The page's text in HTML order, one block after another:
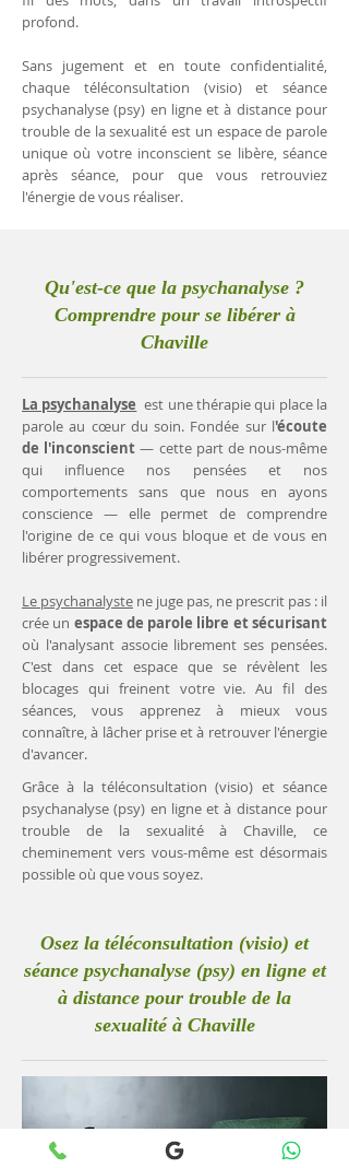
profond.
Sans jugement et en toute confidentialité,
chaque téléconsultation (visio) et séance
psychanalyse (psy) en ligne et à distance pour
trouble de la sexualité est un espace de parole
unique où votre inconscient se libère, séance
après séance, pour que vous retrouviez
l'énergie de vous réaliser.
Qu'est-ce que la psychanalyse ?
Comprendre pour se libérer à
Chaville
La psychanalyse est une thérapie qui place la
parole au cœur du soin. Fondée sur l'écoute
de l'inconscient— cette part de nous-même
qui influence nos pensées et nos
comportements sans que nous en ayons
conscience — elle permet de comprendre
l'origine de ce qui vous bloque et de vous en
libérer progressivement.
Le psychanalyste ne juge pas, ne prescrit pas : il
crée un espace de parole libre et sécurisant
où l'analysant associe librement ses pensées.
C'est dans cet espace que se révèlent les
blocages qui freinent votre vie. Au fil des
séances, vous apprenez à mieux vous
connaître, à lâcher prise et à retrouver l'énergie
d'avancer.
Grâce à la téléconsultation (visio) et séance
psychanalyse (psy) en ligne et à distance pour
trouble de la sexualité à Chaville, ce
cheminement vers vous-même est désormais
possible où que vous soyez.
Osez la téléconsultation (visio) et
séance psychanalyse (psy) en ligne et
à distance pour trouble de la
sexualité à Chaville